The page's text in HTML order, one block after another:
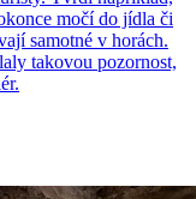
močí do jídla či
samotné v horách.
takovou pozornost,